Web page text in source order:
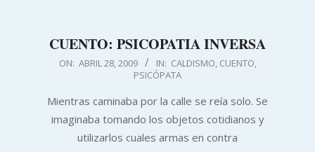
CUENTO: PSICOPATIA INVERSA
2009-
28
ON: ABRIL 28, 2009 IN: CALDISMO, CUENTO,
PSICÓPATA
Mientras caminaba por la calle se reía solo. Se
imaginaba tomando los objetos cotidianos y
utilizarlos cuales armas en contra